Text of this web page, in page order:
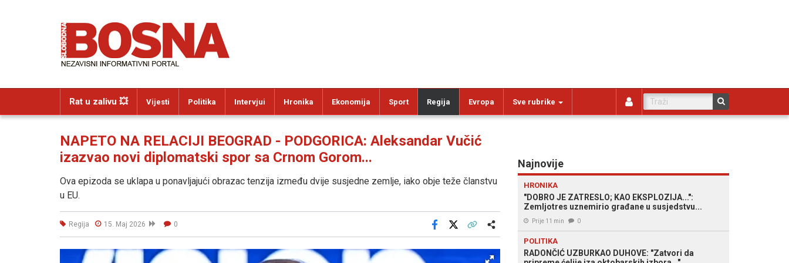
Rat u zalivu 💥 Vijesti Politika Intervjui Hronika Ekonomija Sport Regija Evropa Sve rubrike
NAPETO NA RELACIJI BEOGRAD - PODGORICA: Aleksandar Vučić
izazvao novi diplomatski spor sa Crnom Gorom...
Ova epizoda se uklapa u ponavljajući obrazac tenzija između dvije susjedne zemlje, iako obje teže članstvu
u EU.
Regija 15. Maj 2026 0
Facebook
Najnovije
HRONIKA
"DOBRO JE ZATRESLO; KAO EKSPLOZIJA...":
Zemljotres uznemirio građane u susjedstvu...
Prije 11 min 0
POLITIKA
RADONČIĆ UZBURKAO DUHOVE: "Zatvori da